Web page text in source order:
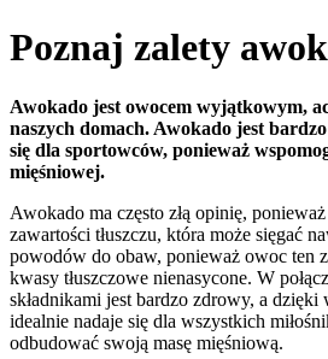
Poznaj zalety
Awokado jest owocem wyjątkowym,
naszych domach. Awokado jest
się dla sportowców, ponieważ
mięśniowej.
Awokado ma często złą opinię,
zawartości tłuszczu, która może sięgać
powodów do obaw, ponieważ owoc ten
kwasy tłuszczowe nienasycone. W
składnikami jest bardzo zdrowy, a
idealnie nadaje się dla wszystkich
odbudować swoją masę mięśniową.